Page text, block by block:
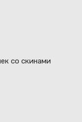
Counter-Strike 1.6 для девушек со скинами